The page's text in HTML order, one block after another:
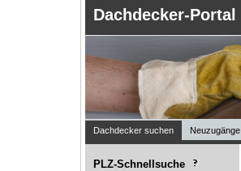
Dachdecker-Portal
Dachdecker suchen Neuzugänge
PLZ-Schnellsuche